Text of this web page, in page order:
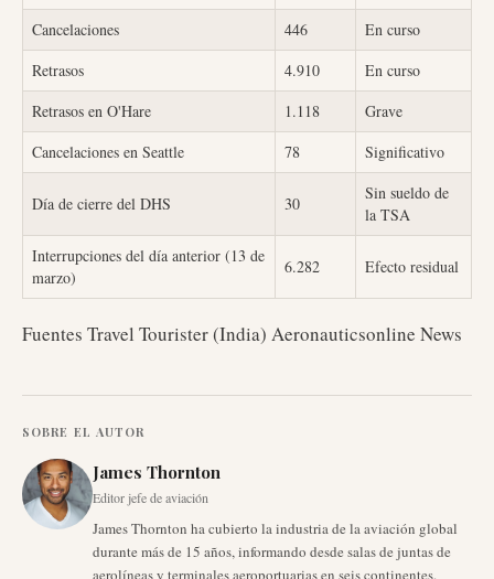
Cancelaciones
446
En curso
Retrasos
4.910
En curso
Retrasos en O'Hare
1.118
Grave
Cancelaciones en Seattle
78 Significativo
Día de cierre del DHS 30
Sin sueldo de
la TSA
Interrupciones del día anterior (13 de
marzo)
6.282 Efecto residual
Fuentes Travel Tourister (India) Aeronauticsonline News
SOBRE EL AUTOR
James Thornton
Editor jefe de aviación
James Thornton ha cubierto la industria de la aviación global
durante más de 15 años, informando desde salas de juntas de
aerolíneas y terminales aeroportuarias en seis continentes.